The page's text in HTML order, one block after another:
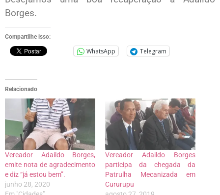
Borges.
Compartilhe isso:
WhatsApp Telegram
Relacionado
Vereador Adaildo Borges,
emite nota de agradecimento
e diz “já estou bem”.
junho 28, 2020
Vereador Adaildo Borges
participa da chegada da
Patrulha Mecanizada em
Cururupu